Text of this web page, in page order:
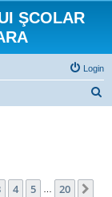
ŞCOLAR
Login
4 5 20